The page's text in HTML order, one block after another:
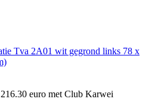
Tva 2A01 wit gegrond links 78 x
euro met Club Karwei